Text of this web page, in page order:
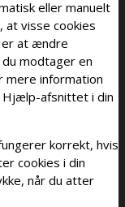
eller manuelt
at visse cookies
er at ændre
modtager en
mere information
Hjælp-afsnittet i din
korrekt, hvis
cookies i din
når du atter